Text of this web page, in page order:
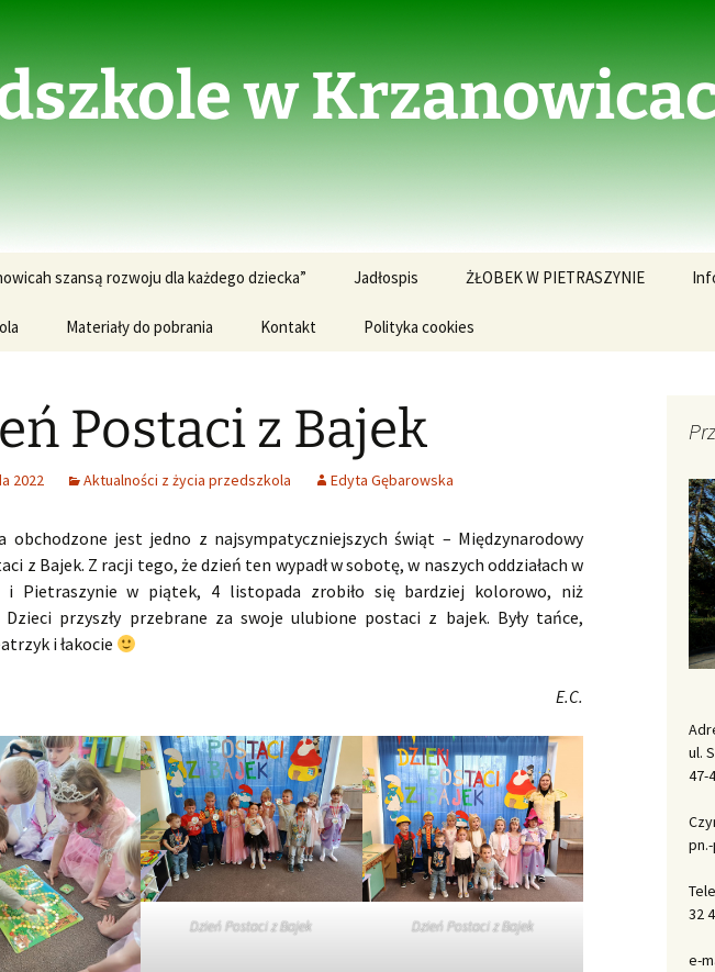
w
szansą rozwoju dla każdego dziecka” Jadłospis ŻŁOBEK W PIETRASZYNIE
Aktualności ze Żłobka
Materiały do pobrania Kontakt Polityka cookies
Postaci z Bajek
2022 Aktualności z życia przedszkola Edyta Gębarowska
obchodzone jest jedno z najsympatyczniejszych świąt – Międzynarodowy
z Bajek. Z racji tego, że dzień ten wypadł w sobotę, w naszych oddziałach w
i Pietraszynie w piątek, 4 listopada zrobiło się bardziej kolorowo, niż
Dzieci przyszły przebrane za swoje ulubione postaci z bajek. Były tańce,
i łakocie
E.C.
Dzień Postaci z Bajek Dzień Postaci z Bajek
ul.
47-
32
e-